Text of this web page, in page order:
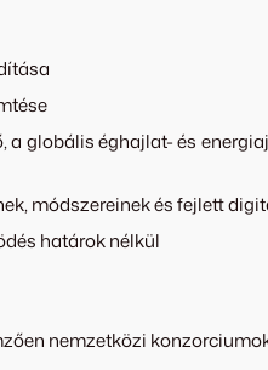
globális éghajlat- és
módszereinek és fejlett
határok nélkül
nemzetközi